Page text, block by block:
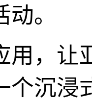
。
用，让
个沉浸